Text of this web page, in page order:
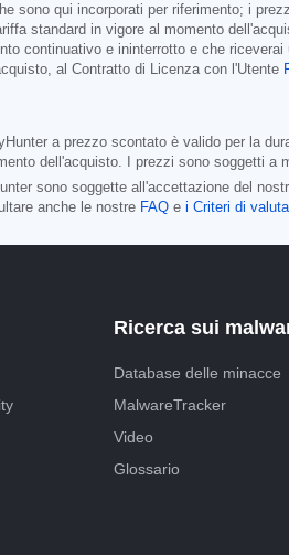
sono qui incorporati per riferimento; i
standard in vigore al momento
continuativo e ininterrotto e che
al Contratto di Licenza con l'Utente
a prezzo scontato è valido per la
dell'acquisto. I prezzi sono soggetti a
sono soggette all'accettazione del
anche le nostre FAQ e i Criteri di
Ricerca sui
Database delle minacce
MalwareTracker
Video
Glossario